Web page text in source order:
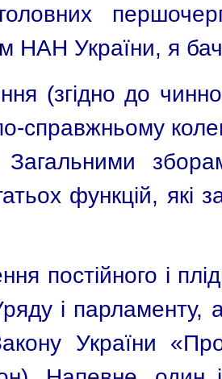
НАН України, я
(згідно до
справжньому
Загальними
функцій,
постійного і
і парламенту,
України «Про